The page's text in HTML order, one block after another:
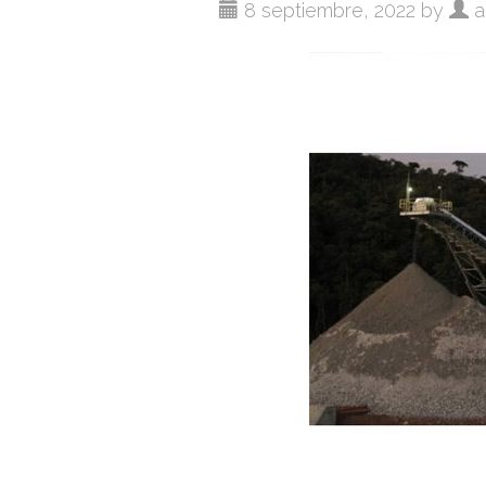
8 septiembre, 2022 by